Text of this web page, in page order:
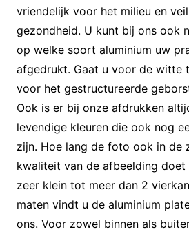
vriendelijk voor het milieu en
gezondheid. U kunt bij ons ook
op welke soort aluminium uw
afgedrukt. Gaat u voor de witte
voor het gestructureerde
Ook is er bij onze afdrukken
levendige kleuren die ook nog
zijn. Hoe lang de foto ook in de
kwaliteit van de afbeelding doet
zeer klein tot meer dan 2
maten vindt u de aluminium
ons. Voor zowel binnen als